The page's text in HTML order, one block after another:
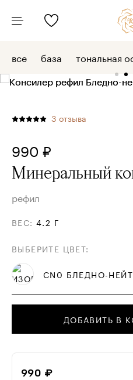
все база тональная
3 отзыва
990 ₽
Минеральный
рефил
ВЕС:4.2 Г
ВЫБЕРИТЕ ЦВЕТ:
CN0 БЛЕДНО-
ДОБАВИТЬ В
990 ₽